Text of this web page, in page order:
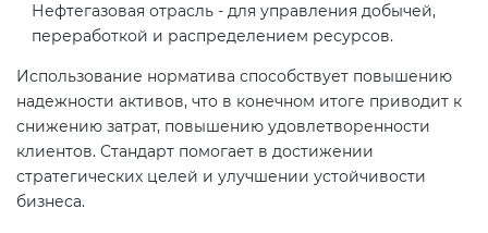
Нефтегазовая отрасль - для управления добычей,
переработкой и распределением ресурсов.
Использование норматива способствует повышению
надежности активов, что в конечном итоге приводит к
снижению затрат, повышению удовлетворенности
клиентов. Стандарт помогает в достижении
стратегических целей и улучшении устойчивости
бизнеса.
Сертификация промышленного
Сертификация средств
индивидуальной защиты (ТР ТС
019)